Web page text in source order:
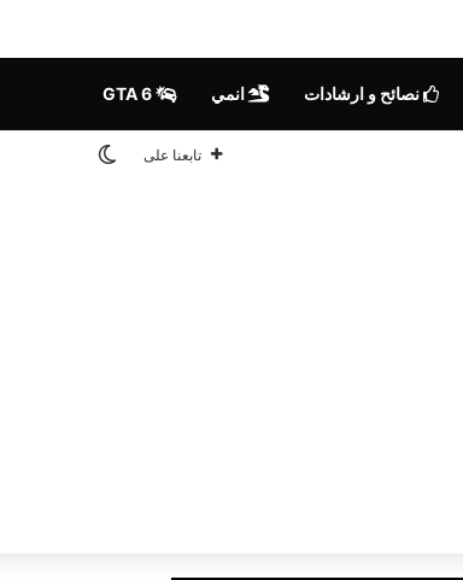
نصائح و ارشادات انمي
تابعنا على الوضع المظلم